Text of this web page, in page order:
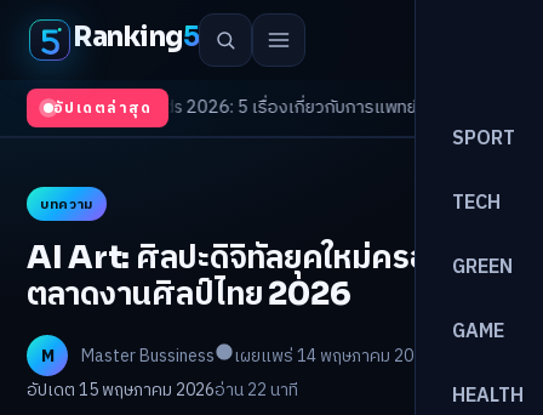
Ranking5
SPORT
TECH
GREEN
GAME
HEALTH
อัปเดตล่าสุด
Trends 2026: 5 เรื่องเกี่ยวกับการแพทย์ที่ควรรู้/ดอกเบี้ยขาขึ้นรอบใหม่
บทความ
AI Art: ศิลปะดิจิทัลยุคใหม่ครอง
ตลาดงานศิลป์ไทย 2026
M Master Bussiness
เผยแพร่ 14 พฤษภาคม 2026
อัปเดต 15 พฤษภาคม 2026อ่าน 22 นาที